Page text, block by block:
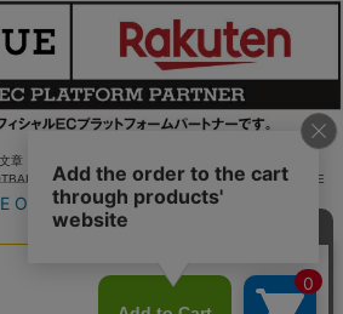
章・画像等の無断での複製・転載を禁止します。
LEAGUE Rakuten Group, Inc. ALL RIGHTS RE
SERVED.